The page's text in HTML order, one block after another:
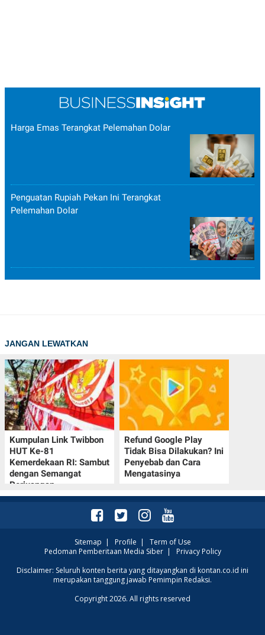
Harga Emas Terangkat Pelemahan Dolar
Penguatan Rupiah Pekan Ini Terangkat
Pelemahan Dolar
JANGAN LEWATKAN
Kumpulan Link Twibbon
HUT Ke-81
Kemerdekaan RI: Sambut
dengan Semangat
Perjuangan
Refund Google Play
Tidak Bisa Dilakukan? Ini
Penyebab dan Cara
Mengatasinya
Sitemap | Profile | Term of Use
Pedoman Pemberitaan Media Siber| Privacy Policy
Disclaimer: Seluruh konten berita yang ditayangkan di kontan.co.id ini
merupakan tanggung jawab Pemimpin Redaksi.
Copyright 2026. All rights reserved